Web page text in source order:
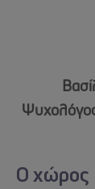
Ο χώρος